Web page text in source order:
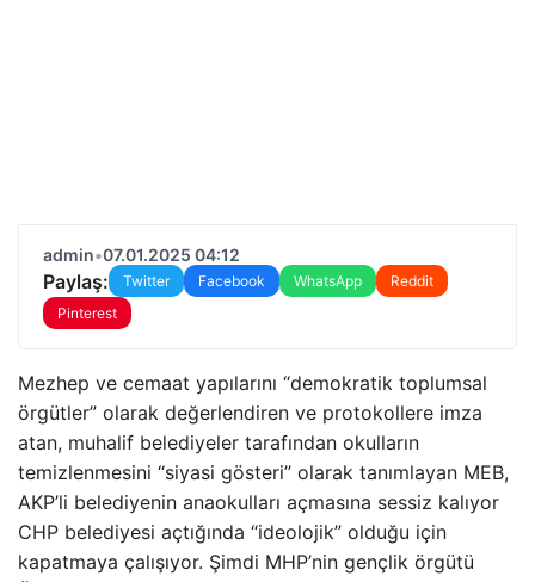
admin•07.01.2025 04:12
Paylaş: Twitter Facebook WhatsApp
Reddit
Pinterest
Mezhep ve cemaat yapılarını “demokratik toplumsal
örgütler” olarak değerlendiren ve protokollere imza
atan, muhalif belediyeler tarafından okulların
temizlenmesini “siyasi gösteri” olarak tanımlayan MEB,
AKP’li belediyenin anaokulları açmasına sessiz kalıyor
CHP belediyesi açtığında “ideolojik” olduğu için
kapatmaya çalışıyor. Şimdi MHP’nin gençlik örgütü